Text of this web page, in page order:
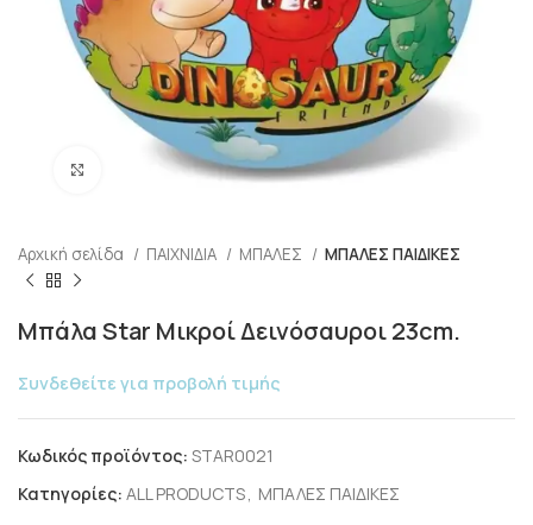
Click to enlarge
Αρχική σελίδα ΠΑΙΧΝΙΔΙΑ ΜΠΑΛΕΣ ΜΠΑΛΕΣ ΠΑΙΔΙΚΕΣ
Μπάλα Star Μικροί Δεινόσαυροι 23cm.
Συνδεθείτε για προβολή τιμής
Κωδικός προϊόντος: STAR0021
Κατηγορίες: ALL PRODUCTS, ΜΠΑΛΕΣ ΠΑΙΔΙΚΕΣ